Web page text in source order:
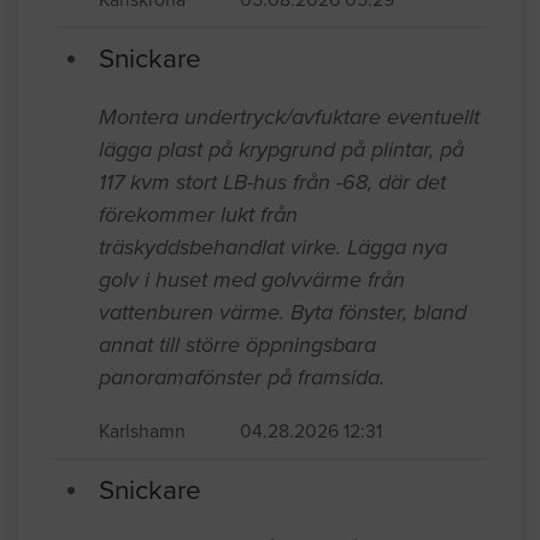
Snickare
Montera undertryck/avfuktare eventuellt
lägga plast på krypgrund på plintar, på
117 kvm stort LB-hus från -68, där det
förekommer lukt från
träskyddsbehandlat virke. Lägga nya
golv i huset med golvvärme från
vattenburen värme. Byta fönster, bland
annat till större öppningsbara
panoramafönster på framsida.
Karlshamn 04.28.2026 12:31
Snickare